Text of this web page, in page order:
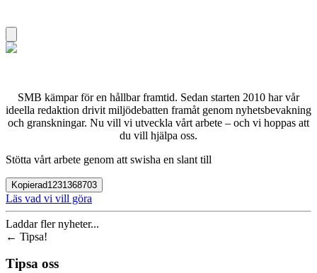
SMB kämpar för en hållbar framtid. Sedan starten 2010 har vår
ideella redaktion drivit miljödebatten framåt genom nyhetsbevakning
och granskningar. Nu vill vi utveckla vårt arbete – och vi hoppas att
du vill hjälpa oss.
Stötta vårt arbete genom att swisha en slant till
Kopierad1231368703
Läs vad vi vill göra
Laddar fler nyheter...
← Tipsa!
Tipsa oss